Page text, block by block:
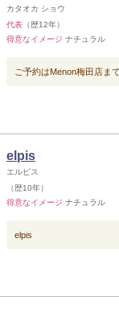
カタオカ ショウ
代表 （歴12年）
得意なイメージ ナチュラル
ご予約はMenon梅田店ま
elpis
エルピス
（歴10年）
得意なイメージ ナチュラル
elpis